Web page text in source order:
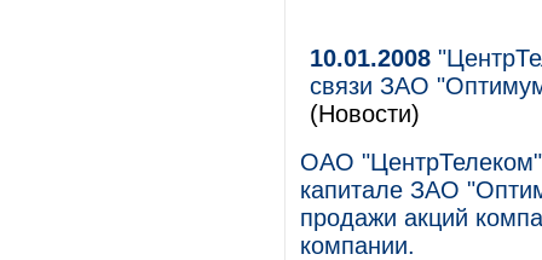
10.01.2008
связи ЗАО
(Новости)
ОАО "ЦентрТелеком"
капитале ЗАО
продажи акций
компании.